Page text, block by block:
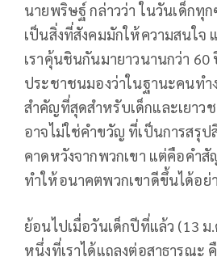
นายพริษฐ์ กล่าวว่า ในวันเด็กทุ
เป็นสิ่งที่สังคมมักให้ความสนใจ
เราคุ้นชินกันมายาวนานกว่า
ประชาชนมองว่าในฐานะคนทำ
สำคัญที่สุดสำหรับเด็กและเยาว
อาจไม่ใช่คำขวัญ ที่เป็นการสรุ
คาดหวังจากพวกเขา แต่คือคำสั
ทำให้อนาคตพวกเขาดีขึ้นได้อย่า
ย้อนไปเมื่อวันเด็กปีที่แล้ว (13
หนึ่งที่เราได้แถลงต่อสาธารณะ